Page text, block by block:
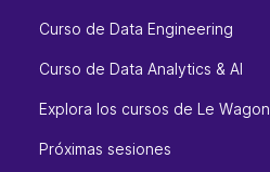
Curso de Data Engineering
Curso de Data Analytics & AI
Explora los cursos de Le Wagon
Próximas sesiones